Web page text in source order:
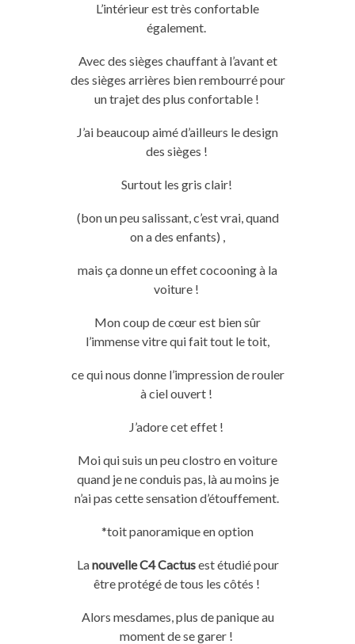
L’intérieur est très confortable
également.
Avec des sièges chauffant à l’avant et
des sièges arrières bienrembourrépour
un trajet des plus confortable !
J’ai beaucoup aimé d’ailleurs le design
des sièges !
Surtout les gris clair!
(bon un peu salissant, c’est vrai, quand
on a des enfants) ,
mais ça donne un effet cocooning à la
voiture !
Mon coup de cœur est bien sûr
l’immense vitre qui fait tout le toit,
ce qui nous donne l’impression de rouler
à ciel ouvert !
J’adore cet effet !
Moi qui suis un peuclostro en voiture
quand je ne conduis pas, là au moins je
n’aipas cette sensation d’étouffement.
*toit panoramique en option
LanouvelleC4Cactusest étudié pour
être protégé de tous les côtés !
Alors mesdames, plus de panique au
moment de se garer !